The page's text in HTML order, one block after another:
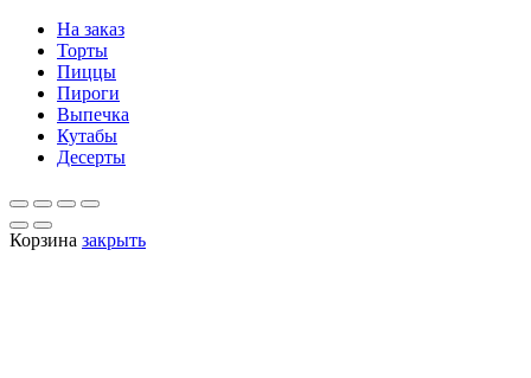
На заказ
Торты
Пиццы
Пироги
Выпечка
Кутабы
Десерты
Корзина закрыть